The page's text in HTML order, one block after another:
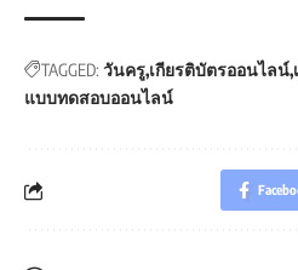
TAGGED: วันครู เกียรติบัตรออนไลน์
แบบทดสอบออนไลน์